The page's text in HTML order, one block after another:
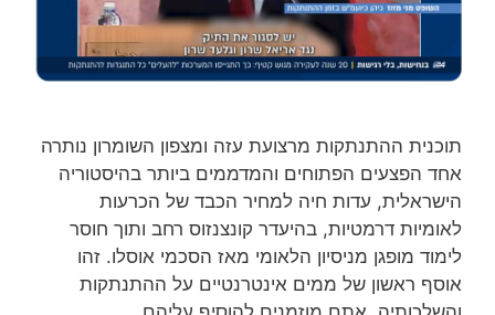
תוכנית ההתנתקות מרצועת עזה ומצפון השומרון נותרה
אחד הפצעים הפתוחים והמדממים ביותר בהיסטוריה
הישראלית, עדות חיה למחיר הכבד של הכרעות
לאומיות דרמטיות, בהיעדר קונצנזוס רחב ותוך חוסר
לימוד מופגן מניסיון הלאומי מאז הסכמי אוסלו. זהו
אוסף ראשון של ממים אינטרנטיים על ההתנתקות